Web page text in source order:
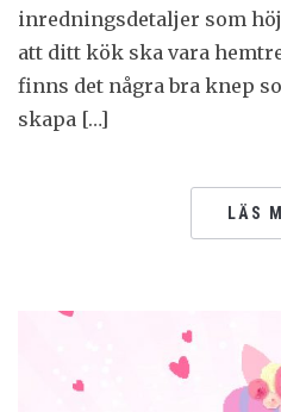
inredningsdetaljer som
att ditt kök ska vara
finns det några bra knep
skapa […]
LÄS